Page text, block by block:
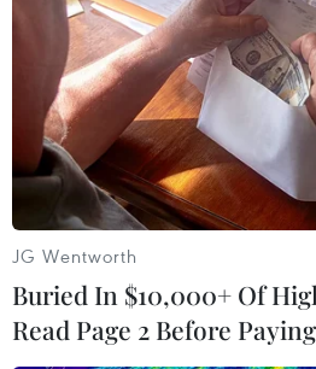
JG Wentworth
Buried In $10,000+ Of
Read Page 2 Before Paying